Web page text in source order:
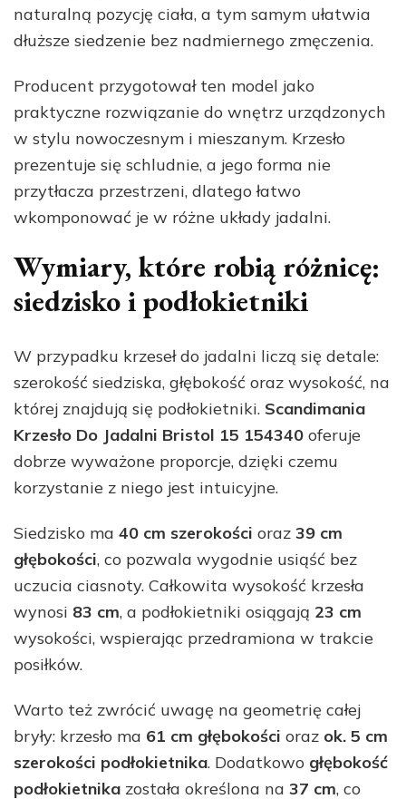
naturalną pozycję ciała, a tym samym ułatwia
dłuższe siedzenie bez nadmiernego zmęczenia.
Producent przygotował ten model jako
praktyczne rozwiązanie do wnętrz urządzonych
w stylu nowoczesnym i mieszanym. Krzesło
prezentuje się schludnie, a jego forma nie
przytłacza przestrzeni, dlatego łatwo
wkomponować je w różne układy jadalni.
Wymiary, które robią różnicę:
siedzisko i podłokietniki
W przypadku krzeseł do jadalni liczą się detale:
szerokość siedziska, głębokość oraz wysokość, na
której znajdują się podłokietniki. Scandimania
Krzesło Do Jadalni Bristol 15 154340 oferuje
dobrze wyważone proporcje, dzięki czemu
korzystanie z niego jest intuicyjne.
Siedzisko ma 40 cm szerokości oraz 39 cm
głębokości, co pozwala wygodnie usiąść bez
uczucia ciasnoty. Całkowita wysokość krzesła
wynosi 83 cm, a podłokietniki osiągają 23 cm
wysokości, wspierając przedramiona w trakcie
posiłków.
Warto też zwrócić uwagę na geometrię całej
bryły: krzesło ma 61 cm głębokości oraz ok. 5 cm
szerokości podłokietnika. Dodatkowo głębokość
podłokietnika została określona na 37 cm, co